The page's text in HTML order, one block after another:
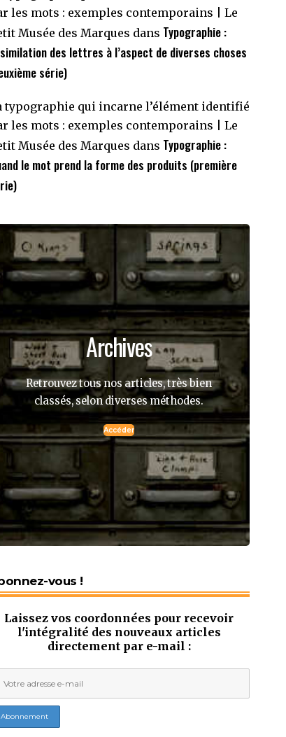
les mots : exemples contemporains | Le
Musée des Marques dans Typographie :
des lettres à l’aspect de diverses choses
série)
typographie qui incarne l’élément identifié
les mots : exemples contemporains | Le
Musée des Marques dans Typographie :
le mot prend la forme des produits (première
Archives
Retrouvez tous nos articles, très bien
classés, selon diverses méthodes.
Accéder
vous !
Laissez vos coordonnées pour recevoir
l'intégralité des nouveaux articles
directement par e-mail :